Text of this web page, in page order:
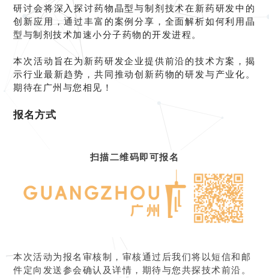
研讨会将深入探讨药物晶型与制剂技术在新药研发中的
创新应用，通过丰富的案例分享，全面解析如何利用晶
型与制剂技术加速小分子药物的开发进程。
本次活动旨在为新药研发企业提供前沿的技术方案，揭
示行业最新趋势，共同推动创新药物的研发与产业化。
期待在广州与您相见！
报名方式
扫描二维码即可报名
本次活动为报名审核制，审核通过后我们将以短信和邮
件定向发送参会确认及详情，期待与您共探技术前沿。